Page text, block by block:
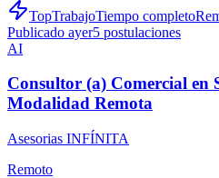
TopTrabajoTiempo completo
Publicado ayer5 postulaciones
AI
Consultor (a) Comercial en
Modalidad Remota
Asesorias INFÍNITA
Remoto